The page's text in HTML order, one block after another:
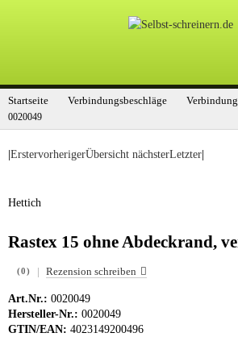
Startseite Verbindungsbeschläge
0020049
|ErstervorherigerÜbersicht nächsterLetzter|
Hettich
Rastex 15 ohne Abdeckrand,
(0) | Rezension schreiben
Art.Nr.: 0020049
Hersteller-Nr.: 0020049
GTIN/EAN: 4023149200496